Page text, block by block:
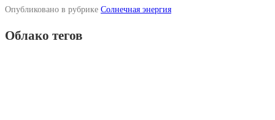
Опубликовано в рубрике Солнечная энергия
Облако тегов